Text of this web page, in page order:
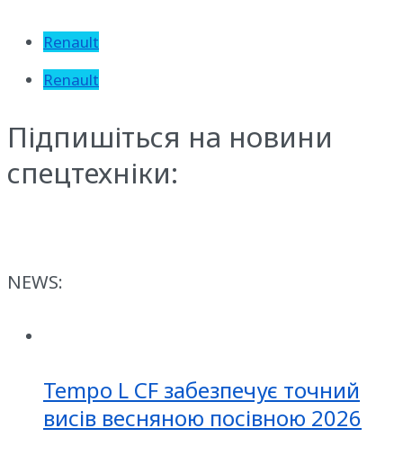
Renault
Renault
Підпишіться на новини
спецтехніки:
NEWS:
Tempo L CF забезпечує точний
висів весняною посівною 2026